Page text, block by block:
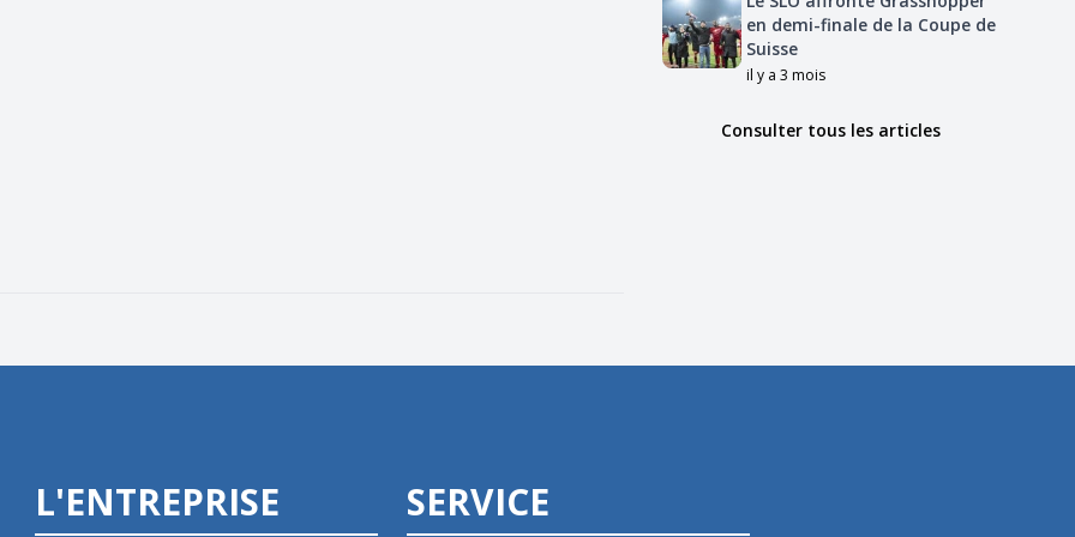
en demi-finale de la Coupe de
Suisse
il y a 3 mois
Consulter tous les articles
L'ENTREPRISE SERVICE